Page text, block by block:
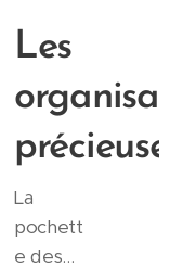
Les
La
pochett
e des